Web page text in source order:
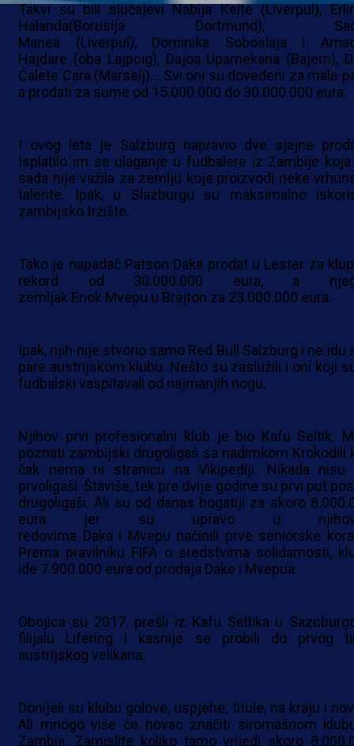
Takvi su bili slučajevi Nabija Keite (Liverpul),
Halanda(Borusija Dortmund),
Manea (Liverpul), Dominika Soboslaja i
Hajdare (oba Lajpcig), Dajoa Upamekana (Bajern),
Ćalete Cara (Marselj)... Svi oni su dovedeni za male
a prodati za sume od 15.000.000 do 30.000.000 eura.
I ovog leta je Salzburg napravio dve sjajne
Isplatilo im se ulaganje u fudbalere iz Zambije
sada nije važila za zemlju koja proizvodi neke
talente. Ipak, u Slazburgu su maksimalno
zambijsko tržište.
Tako je napadač Patson Daka prodat u Lester za
rekord od 30.000.000 eura, a
zemljak Enok Mvepu u Brajton za 23.000.000 eura.
Ipak, njih nije stvorio samo Red Bull Salzburg i ne idu
pare austrijskom klubu. Nešto su zaslužili i oni koji
fudbalski vaspitavali od najmanjih nogu.
Njihov prvi profesionalni klub je bio Kafu Seltik.
poznati zambijski drugoligaš sa nadimkom Krokodili
čak nema ni stranicu na Vikipediji. Nikada nisu
prvoligaši. Štaviše, tek pre dvije godine su prvi put
drugoligaši. Ali su od danas bogatiji za skoro
eura jer su upravo u
redovima Daka i Mvepu načinili prve seniorske
Prema pravilniku FIFA o sredstvima solidarnosti,
ide 7.900.000 eura od prodaja Dake i Mvepua.
Obojica su 2017. prešli iz Kafu Seltika u
filijalu Lifering i kasnije se probili do prvog
austrijskog velikana.
Donijeli su klubu golove, uspjehe, titule, na kraju i
Ali mnogo više će novac značiti siromašnom
Zambiji. Zamislite koliko tamo vrijedi skoro